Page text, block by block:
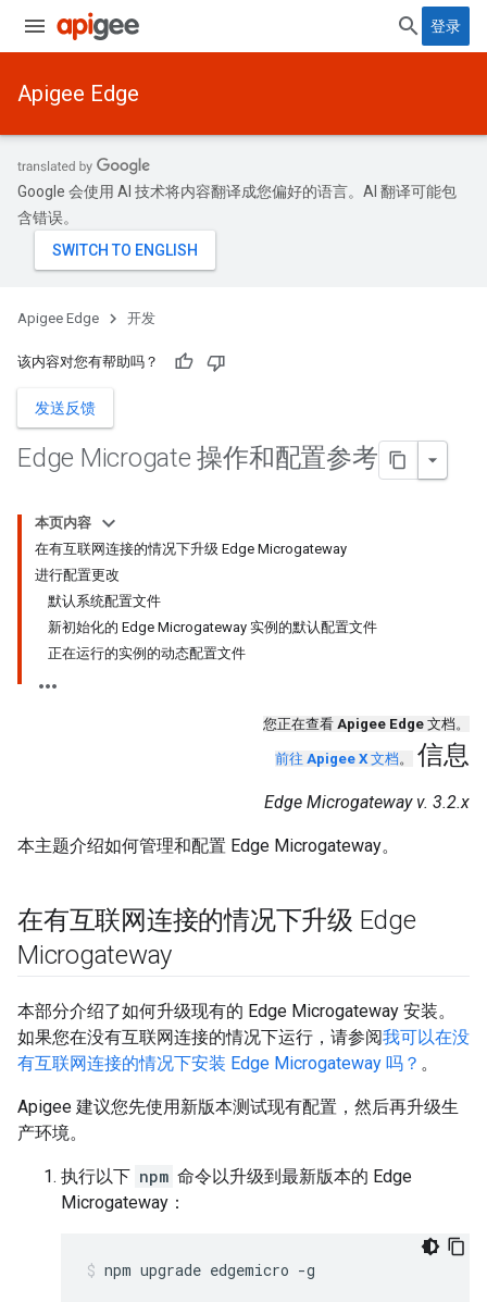
登录
Apigee Edge
Google 会使用 AI 技术将内容翻译成您偏好的语言。AI 翻译可能包
含错误。
Apigee Edge 开发
该内容对您有帮助吗？
发送反馈
Edge Microgate 操作和配置参考
本页内容
在有互联网连接的情况下升级 Edge Microgateway
进行配置更改
默认系统配置文件
新初始化的 Edge Microgateway 实例的默认配置文件
正在运行的实例的动态配置文件
您正在查看 Apigee Edge 文档。
前往 Apigee X 文档。 信息
Edge Microgateway v. 3.2.x
本主题介绍如何管理和配置 Edge Microgateway。
在有互联网连接的情况下升级 Edge
Microgateway
本部分介绍了如何升级现有的 Edge Microgateway 安装。
如果您在没有互联网连接的情况下运行，请参阅我可以在没
有互联网连接的情况下安装 Edge Microgateway 吗？ 。
Apigee 建议您先使用新版本测试现有配置，然后再升级生
产环境。
执行以下 npm 命令以升级到最新版本的 Edge
Microgateway：
npm upgrade edgemicro -g